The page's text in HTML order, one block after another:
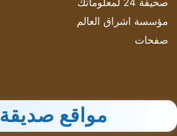
صحيفة 24 لمعلوماتك
مؤسسة اشراق العالم
صفحات
مواقع صديقة